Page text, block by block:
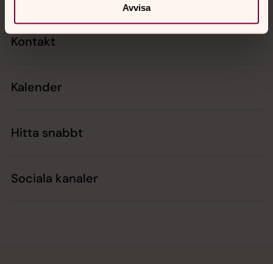
Avvisa
Kontakt
Kalender
Hitta snabbt
Sociala kanaler